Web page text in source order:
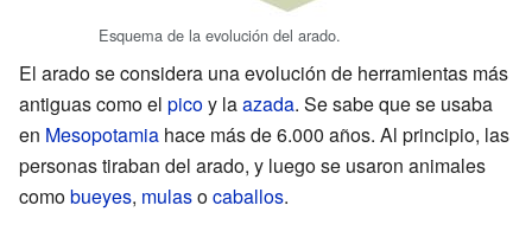
Esquema de la evolución del arado.
El arado se considera una evolución de herramientas más
antiguas como el picoy laazada. Se sabe que se usaba
en Mesopotamia hace más de 6.000 años. Al principio, las
personas tiraban del arado, y luego se usaron animales
comobueyes, mulasocaballos.